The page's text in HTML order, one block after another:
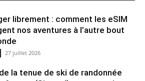
librement : comment les eSIM
nos aventures à l’autre bout
27 juillet 2026
la tenue de ski de randonnée